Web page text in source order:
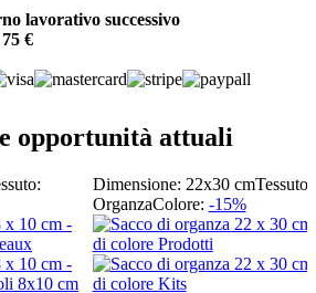
lavorativo successivo
€
opportunità attuali
Dimensione: 22x30 cmTessuto:
OrganzaColore: -15%